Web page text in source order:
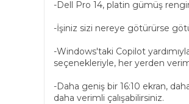
-Dell Pro 14, platin gümüş
-İşiniz sizi nereye götürürse
-Windows'taki Copilot
seçenekleriyle, her yerden
-Daha geniş bir 16:10 ekran,
daha verimli çalışabilirsiniz.